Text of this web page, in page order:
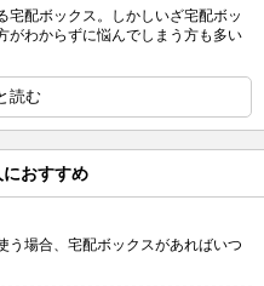
宅配ボックス。しかしいざ宅配ボッ
がわからずに悩んでしまう方も多い
読む
おすすめ
う場合、宅配ボックスがあればいつ